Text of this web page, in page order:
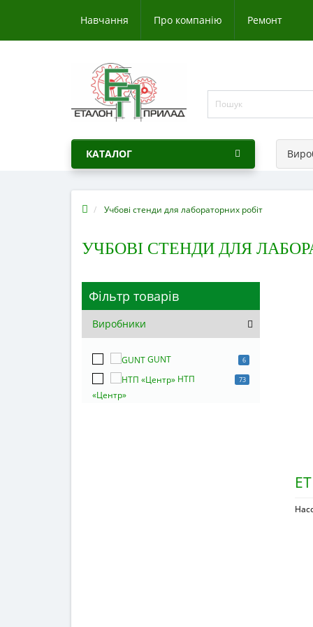
Навчання Про компанію Ремонт
КАТАЛОГ
Учбові стенди для лабораторних робіт
УЧБОВІ СТЕНДИ ДЛЯ
Фільтр товарів
Виробники
GUNT 6
НТП
«Центр»
73